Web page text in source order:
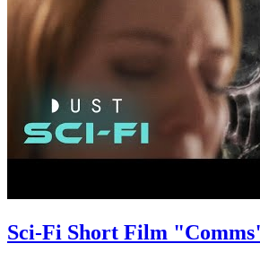
Sci-Fi Short Film